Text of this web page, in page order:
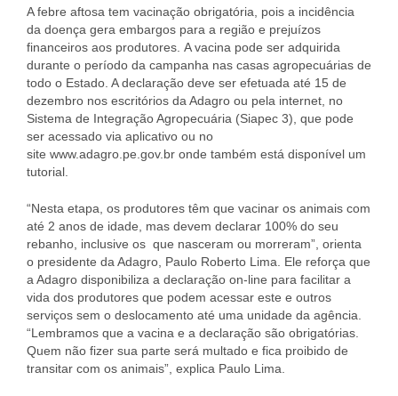
A febre aftosa tem vacinação obrigatória, pois a incidência
da doença gera embargos para a região e prejuízos
financeiros aos produtores. A vacina pode ser adquirida
durante o período da campanha nas casas agropecuárias de
todo o Estado. A declaração deve ser efetuada até 15 de
dezembro nos escritórios da Adagro ou pela internet, no
Sistema de Integração Agropecuária (Siapec 3), que pode
ser acessado via aplicativo ou no
site www.adagro.pe.gov.br onde também está disponível um
tutorial.
“Nesta etapa, os produtores têm que vacinar os animais com
até 2 anos de idade, mas devem declarar 100% do seu
rebanho, inclusive os que nasceram ou morreram”, orienta
o presidente da Adagro, Paulo Roberto Lima. Ele reforça que
a Adagro disponibiliza a declaração on-line para facilitar a
vida dos produtores que podem acessar este e outros
serviços sem o deslocamento até uma unidade da agência.
“Lembramos que a vacina e a declaração são obrigatórias.
Quem não fizer sua parte será multado e fica proibido de
transitar com os animais”, explica Paulo Lima.